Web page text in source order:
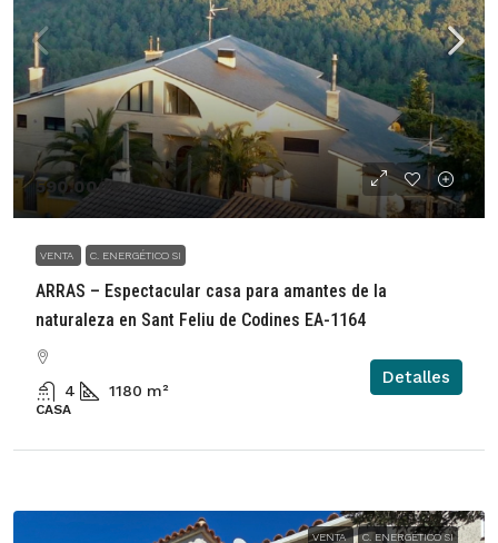
590.000€
VENTA C. ENERGÉTICO SI
ARRAS – Espectacular casa para amantes de la
naturaleza en Sant Feliu de Codines EA-1164
4 1180 m²
CASA
Detalles
VENTA C. ENERGÉTICO SI